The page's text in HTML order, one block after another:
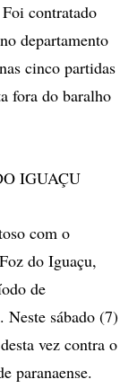
contratado
departamento
cinco partidas
fora do baralho
IGUAÇU
com o
do Iguaçu,
de
Neste sábado (7)
vez contra o
paranaense.